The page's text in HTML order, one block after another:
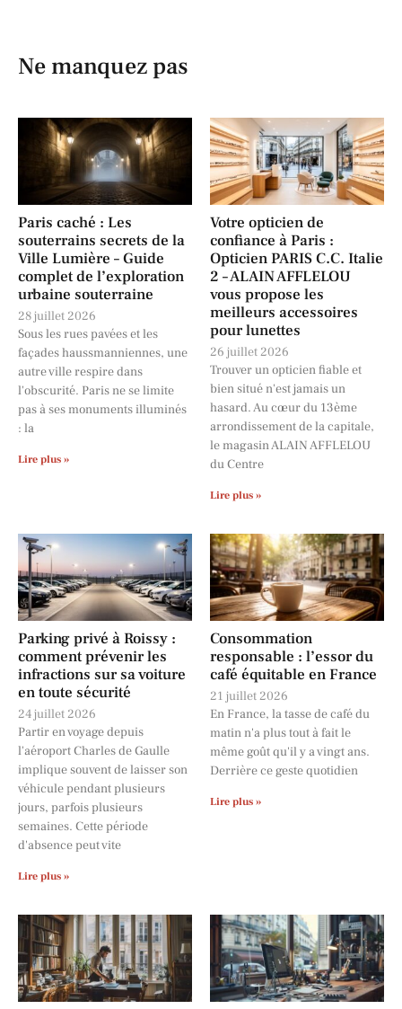
Ne manquez pas
Paris caché : Les
souterrains secrets de la
Ville Lumière – Guide
complet de l’exploration
urbaine souterraine
28 juillet 2026
Sous les rues pavées et les
façades haussmanniennes, une
autre ville respire dans
l'obscurité. Paris ne se limite
pas à ses monuments illuminés
: la
Lire plus »
Votre opticien de
confiance à Paris :
Opticien PARIS C.C. Italie
2 – ALAIN AFFLELOU
vous propose les
meilleurs accessoires
pour lunettes
26 juillet 2026
Trouver un opticien fiable et
bien situé n'est jamais un
hasard. Au cœur du 13ème
arrondissement de la capitale,
le magasin ALAIN AFFLELOU
du Centre
Lire plus »
Parking privé à Roissy :
comment prévenir les
infractions sur sa voiture
en toute sécurité
24 juillet 2026
Partir en voyage depuis
l'aéroport Charles de Gaulle
implique souvent de laisser son
véhicule pendant plusieurs
jours, parfois plusieurs
semaines. Cette période
d'absence peut vite
Lire plus »
Consommation
responsable : l’essor du
café équitable en France
21 juillet 2026
En France, la tasse de café du
matin n'a plus tout à fait le
même goût qu'il y a vingt ans.
Derrière ce geste quotidien
Lire plus »